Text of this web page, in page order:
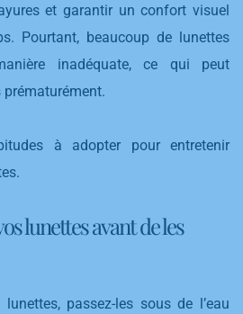
et garantir un confort visuel
Pourtant, beaucoup de lunettes
inadéquate, ce qui peut
prématurément.
à adopter pour entretenir
lunettes avant de les
passez-les sous de l’eau